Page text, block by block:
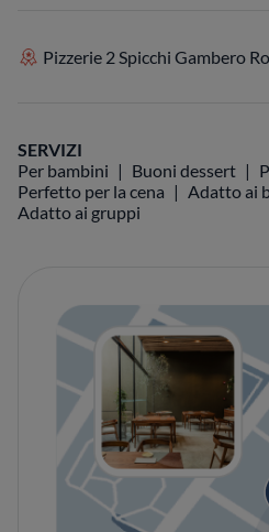
Pizzerie 2 Spicchi Gambero
SERVIZI
Per bambini
Buoni dessert
Perfetto per la cena
Adatto ai
Adatto ai gruppi